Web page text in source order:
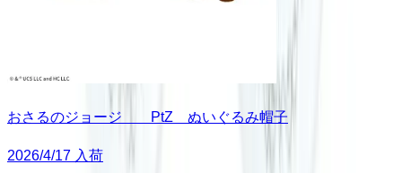
おさるのジョージ PtZ ぬいぐるみ帽子
2026/4/17 入荷